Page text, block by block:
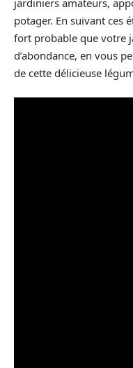
potager. En suivant ces
fort probable que votre
d’abondance, en vous
de cette délicieuse